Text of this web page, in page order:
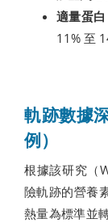
適量蛋白
11% 至
軌跡數據
例）
根據該研究（
險軌跡的營養
熱量為標準並